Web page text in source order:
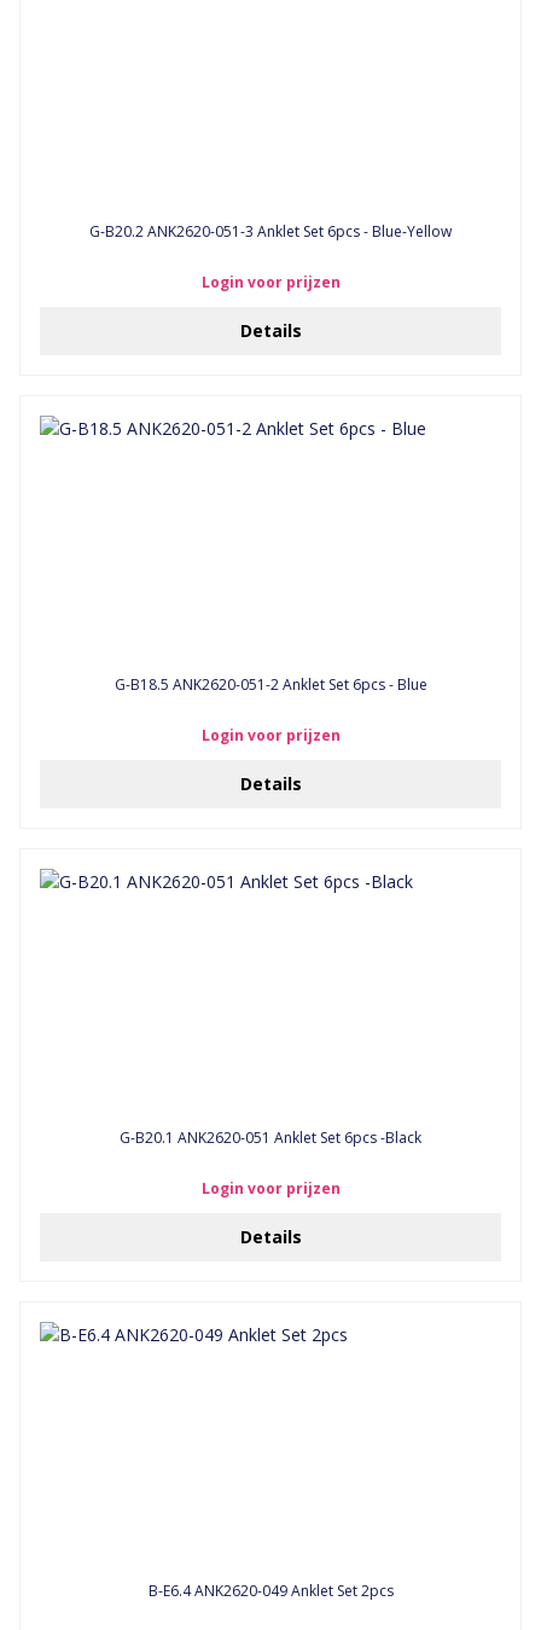
G-B20.2 ANK2620-051-3 Anklet Set 6pcs - Blue-Yellow
Login voor prijzen
Details
G-B18.5 ANK2620-051-2 Anklet Set 6pcs - Blue
Login voor prijzen
Details
G-B20.1 ANK2620-051 Anklet Set 6pcs -Black
Login voor prijzen
Details
B-E6.4 ANK2620-049 Anklet Set 2pcs